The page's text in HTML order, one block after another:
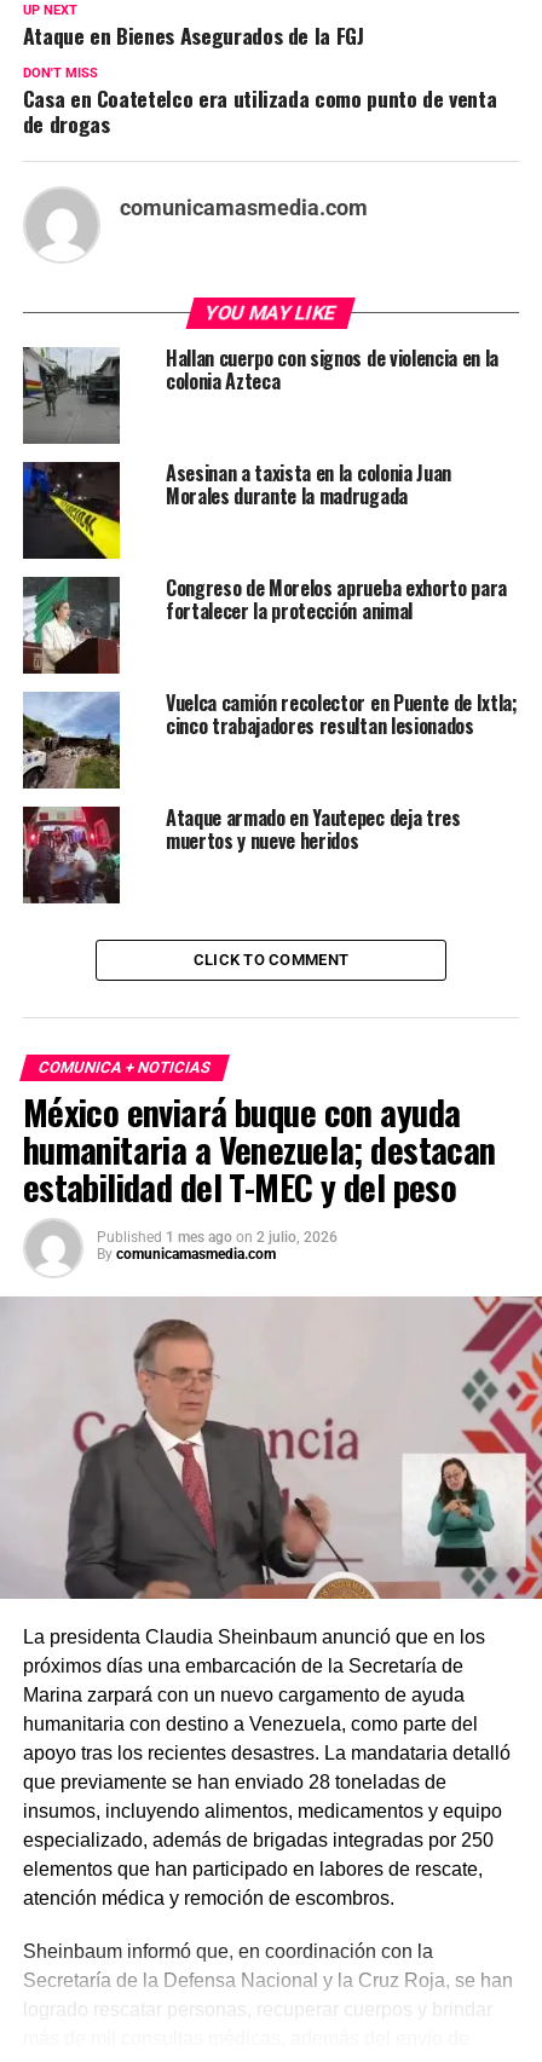
UP NEXT
Ataque en Bienes Asegurados de la FGJ
DON'T MISS
Casa en Coatetelco era utilizada como punto de venta
de drogas
comunicamasmedia.com
YOU MAY LIKE
Hallan cuerpo con signos de violencia en la
colonia Azteca
Asesinan a taxista en la colonia Juan
Morales durante la madrugada
Congreso de Morelos aprueba exhorto para
fortalecer la protección animal
Vuelca camión recolector en Puente de Ixtla;
cinco trabajadores resultan lesionados
Ataque armado en Yautepec deja tres
muertos y nueve heridos
CLICK TO COMMENT
COMUNICA + NOTICIAS
México enviará buque con ayuda
humanitaria a Venezuela; destacan
estabilidad del T-MEC y del peso
Published 1 mes ago on 2 julio, 2026
By comunicamasmedia.com
La presidenta Claudia Sheinbaum anunció que en los
próximos días una embarcación de la Secretaría de
Marina zarpará con un nuevo cargamento de ayuda
humanitaria con destino a Venezuela, como parte del
apoyo tras los recientes desastres. La mandataria detalló
que previamente se han enviado 28 toneladas de
insumos, incluyendo alimentos, medicamentos y equipo
especializado, además de brigadas integradas por 250
elementos que han participado en labores de rescate,
atención médica y remoción de escombros.
Sheinbaum informó que, en coordinación con la
Secretaría de la Defensa Nacional y la Cruz Roja, se han
logrado rescatar personas, recuperar cuerpos y brindar